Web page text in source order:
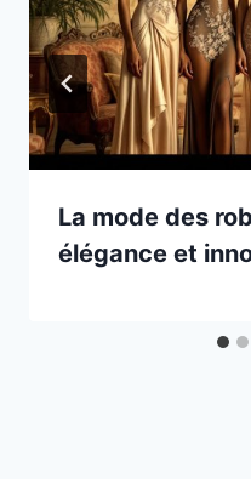
La mode des
élégance et